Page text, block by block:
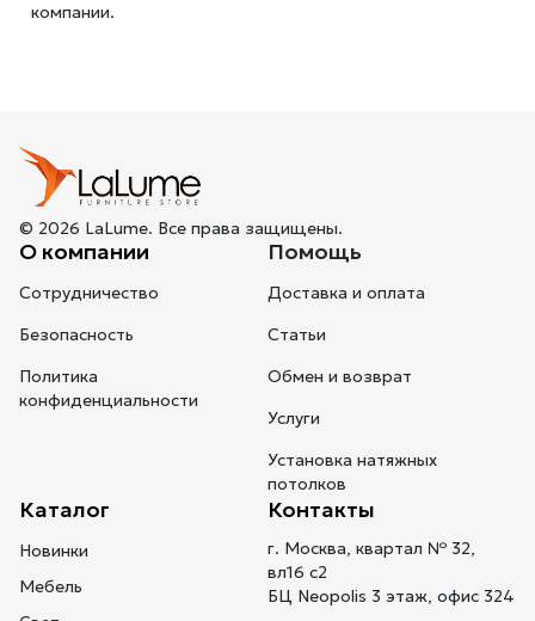
компании.
© 2026 LaLume. Все права защищены.
О компании
Сотрудничество
Безопасность
Политика
конфиденциальности
Помощь
Доставка и оплата
Статьи
Обмен и возврат
Услуги
Установка натяжных
потолков
Каталог
Новинки
Мебель
Контакты
г. Москва, квартал № 32,
вл16 с2
БЦ Neopolis 3 этаж, офис 324